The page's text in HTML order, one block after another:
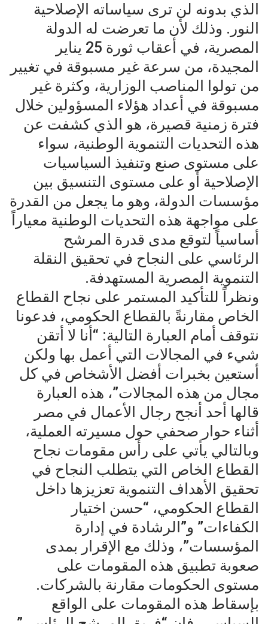
الذي بدونه لن ترى سياساته الإصلاحية
النور. وذلك لأن ما تعرضت له الدولة
المصرية، في أعقاب ثورة 25 يناير
المجيدة، من سرعة غير مسبوقة في تغيير
من تولوا المناصب الوزارية، وكثرة غير
مسبوقة في أعداد هؤلاء المسؤولين خلال
فترة زمنية قصيرة، هو الذي كشفت عن
هذه التحديات التنموية الوطنية، سواء
على مستوى صنع وتنفيذ السياسيات
الإصلاحية أو على مستوى التنسيق بين
مؤسسات الدولة، وهو ما يجعل من القدرة
على مواجهة هذه التحديات الوطنية معياراً
أساسياً لتوقع مدى قدرة المرشح
الرئاسي على النجاح في تحقيق النقلة
التنموية المصرية المستهدفة.
ونظراً للتأكيد المستمر على نجاح القطاع
الخاص مقارنةً بالقطاع الحكومي، فدعونا
نتوقف أمام العبارة التالية: “أنا لا أتقن
شيء في المجالات التي أعمل بها ولكن
أستعين بخبرات أفضل الأشخاص في كل
مجال من هذه المجالات”، هذه العبارة
قالها أحد أنجح رجال الأعمال في مصر
أثناء حوار صحفي حول مسيرته العملية،
وبالتالي يأتي على رأس مقومات نجاح
القطاع الخاص التي يتطلب النجاح في
تحقيق الأهداف التنموية تعزيزها داخل
القطاع الحكومي، “حسن اختيار
الكفاءات” و”الرشادة في إدارة
المؤسسات”، وذلك مع الإقرار بمدى
صعوبة تطبيق هذه المقومات على
مستوى الحكومات مقارنة بالشركات.
بإسقاط هذه المقومات على الواقع